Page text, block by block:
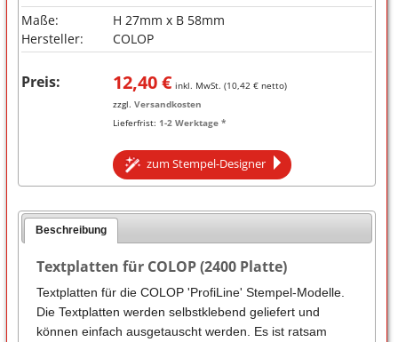
Maße:
H 27mm x B 58mm
Hersteller:
COLOP
Preis: 12,40€ inkl. MwSt. (10,42€ netto)
zzgl. Versandkosten
Lieferfrist: 1-2 Werktage *
zum Stempel-Designer
Beschreibung
Textplatten für COLOP (2400 Platte)
Textplatten für die COLOP 'ProfiLine' Stempel-Modelle.
Die Textplatten werden selbstklebend geliefert und
können einfach ausgetauscht werden. Es ist ratsam